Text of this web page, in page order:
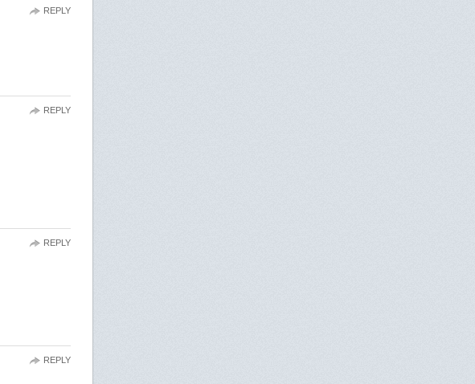
REPLY
REPLY
REPLY
REPLY